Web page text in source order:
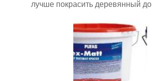
лучше покрасить деревянный